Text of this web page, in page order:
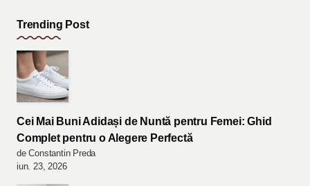
Trending Post
Cei Mai Buni Adidași de Nuntă pentru Femei: Ghid
Complet pentru o Alegere Perfectă
de Constantin Preda
iun. 23, 2026